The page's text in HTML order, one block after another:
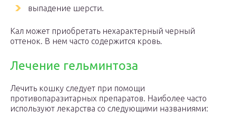
выпадение шерсти.
Кал может приобретать нехарактерный черный
оттенок. В нем часто содержится кровь.
Лечение гельминтоза
Лечить кошку следует при помощи
противопаразитарных препаратов. Наиболее часто
используют лекарства со следующими названиями: